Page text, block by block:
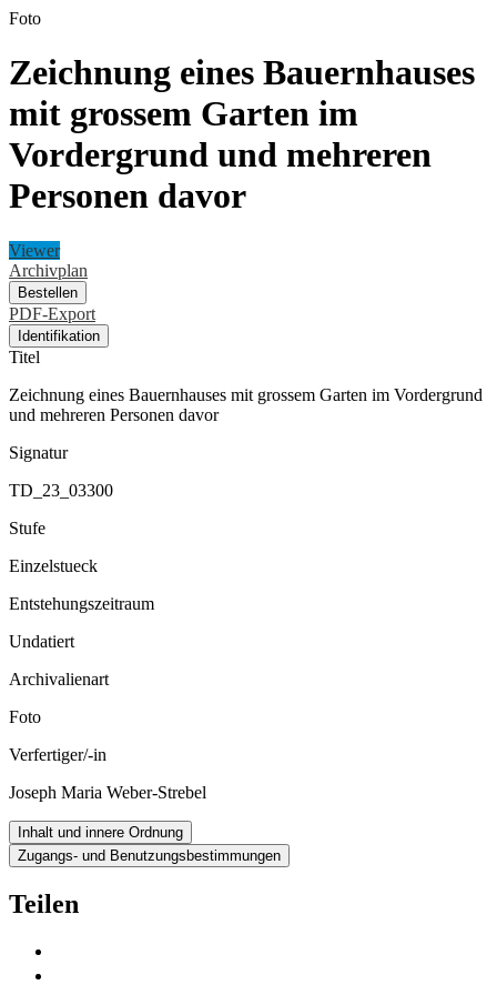
Foto
Zeichnung eines Bauernhauses
mit grossem Garten im
Vordergrund und mehreren
Personen davor
Viewer
Archivplan
Bestellen
PDF-Export
Identifikation
Titel
Zeichnung eines Bauernhauses mit grossem Garten im Vordergrund
und mehreren Personen davor
Signatur
TD_23_03300
Stufe
Einzelstueck
Entstehungszeitraum
Undatiert
Archivalienart
Foto
Verfertiger/-in
Joseph Maria Weber-Strebel
Inhalt und innere Ordnung
Zugangs- und Benutzungsbestimmungen
Teilen